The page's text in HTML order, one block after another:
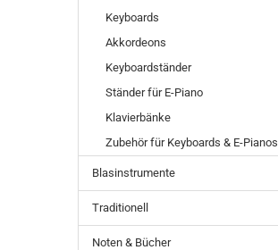
Keyboards
Akkordeons
Keyboardständer
Ständer für E-Piano
Klavierbänke
Zubehör für Keyboards & E-Pianos
Blasinstrumente
Traditionell
Noten & Bücher